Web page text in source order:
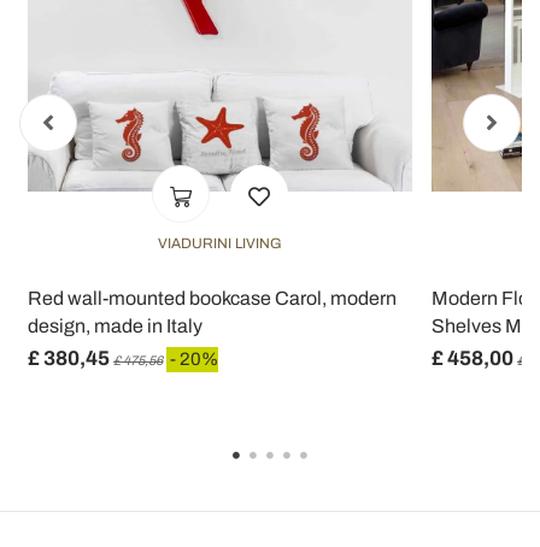
VIADURINI LIVING
Red wall-mounted bookcase Carol, modern
design, made in Italy
£ 380,45 £ 475,56 - 20%
Modern
Shelves
£ 458,00 £